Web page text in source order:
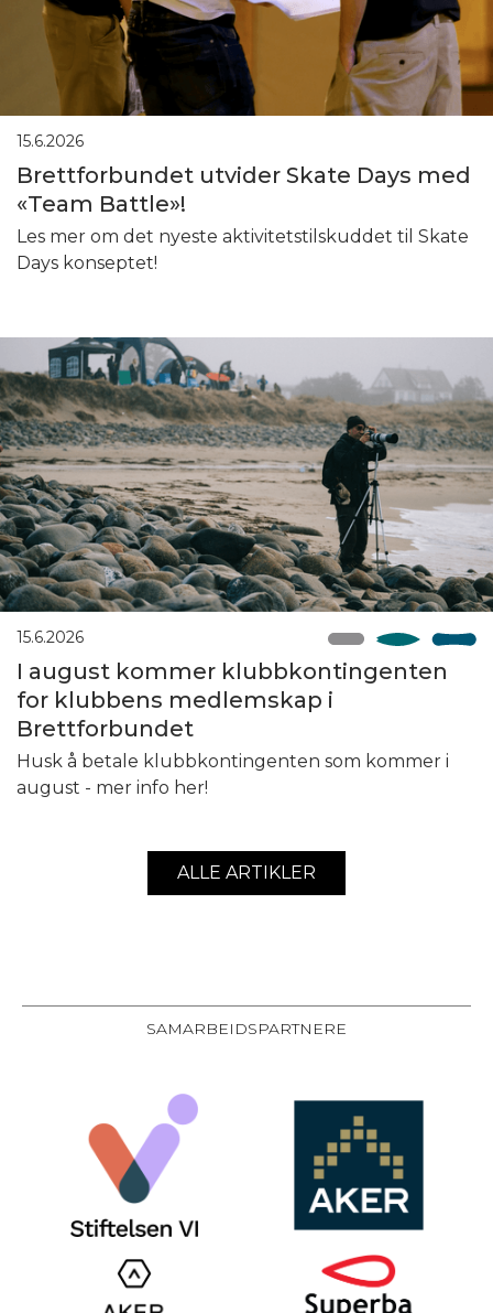
15.6.2026
Brettforbundet utvider Skate Days med
«Team Battle»!
Les mer om det nyeste aktivitetstilskuddet til Skate
Days konseptet!
15.6.2026
I august kommer klubbkontingenten
for klubbens medlemskap i
Brettforbundet
Husk å betale klubbkontingenten som kommer i
august - mer info her!
ALLE ARTIKLER
SAMARBEIDSPARTNERE